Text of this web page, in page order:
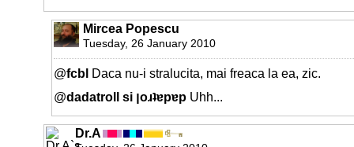
Mircea Popescu
Tuesday, 26 January 2010
@fcbl Daca nu-i stralucita, mai freaca la ea, zic.
@
dadatroll si ןoɹʇɐpɐp Uhh...
Dr.A